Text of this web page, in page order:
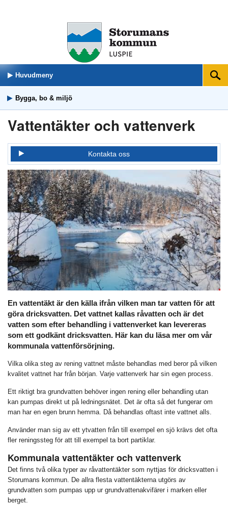
Huvudmeny Sök
Bygga, bo & miljö
Vattentäkter och vattenverk
Kontakta oss
En vattentäkt är den källa ifrån vilken man tar vatten för att
göra dricksvatten. Det vattnet kallas råvatten och är det
vatten som efter behandling i vattenverket kan levereras
som ett godkänt dricksvatten. Här kan du läsa mer om vår
kommunala vattenförsörjning.
Vilka olika steg av rening vattnet måste behandlas med beror på vilken
kvalitet vattnet har från början. Varje vattenverk har sin egen process.
Ett riktigt bra grundvatten behöver ingen rening eller behandling utan
kan pumpas direkt ut på ledningsnätet. Det är ofta så det fungerar om
man har en egen brunn hemma. Då behandlas oftast inte vattnet alls.
Använder man sig av ett ytvatten från till exempel en sjö krävs det ofta
fler reningssteg för att till exempel ta bort partiklar.
Kommunala vattentäkter och vattenverk
Det finns två olika typer av råvattentäkter som nyttjas för dricksvatten i
Storumans kommun. De allra flesta vattentäkterna utgörs av
grundvatten som pumpas upp ur grundvattenakvifärer i marken eller
berget.